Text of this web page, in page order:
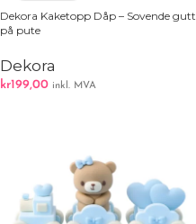
Dekora Kaketopp Dåp – Sovende gutt
på pute
Dekora
kr199,00 inkl. MVA